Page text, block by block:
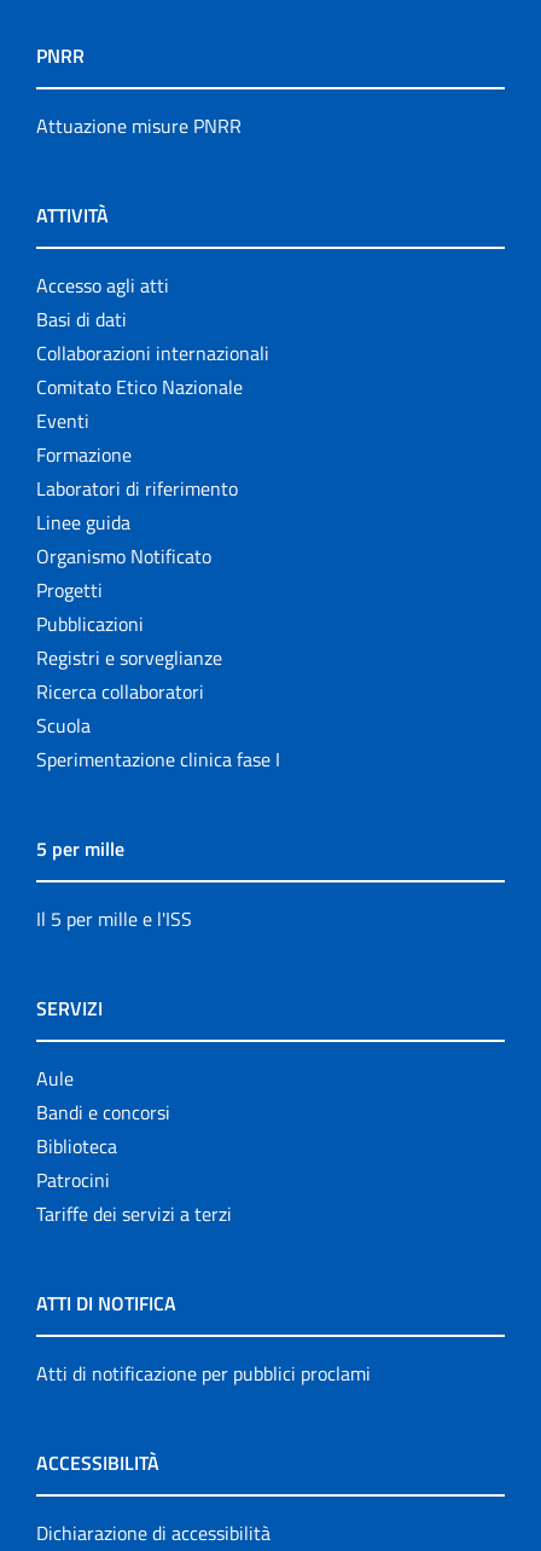
PNRR
Attuazione misure PNRR
ATTIVITÀ
Accesso agli atti
Basi di dati
Collaborazioni internazionali
Comitato Etico Nazionale
Eventi
Formazione
Laboratori di riferimento
Linee guida
Organismo Notificato
Progetti
Pubblicazioni
Registri e sorveglianze
Ricerca collaboratori
Scuola
Sperimentazione clinica fase I
5 per mille
Il 5 per mille e l'ISS
SERVIZI
Aule
Bandi e concorsi
Biblioteca
Patrocini
Tariffe dei servizi a terzi
ATTI DI NOTIFICA
Atti di notificazione per pubblici proclami
ACCESSIBILITÀ
Dichiarazione di accessibilità